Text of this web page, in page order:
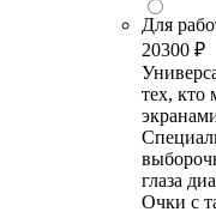
Для
20300 ₽
тех, кто
глаза
Очки с